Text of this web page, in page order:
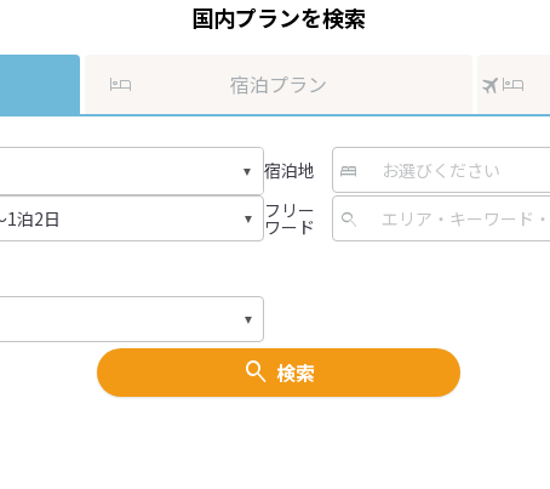
国内プランを検索
宿泊プラン
宿泊地
フリー
ワード
検索